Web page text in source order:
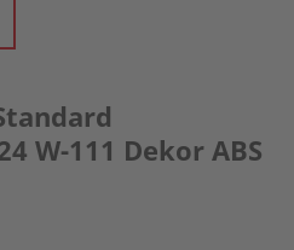
W-111 Dekor ABS